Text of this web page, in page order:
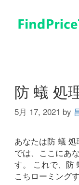
防 蟻 処
5月 17, 2021 by
あなたは防 蟻
では、ここにあ
す。 これで、防
こちローミング